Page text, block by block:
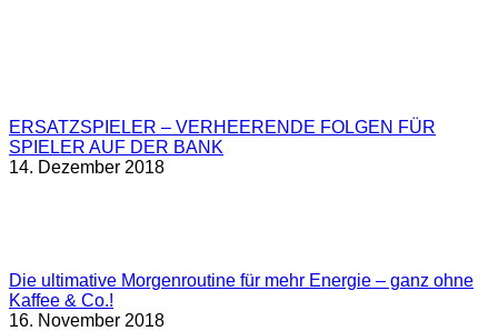
ERSATZSPIELER – VERHEERENDE FOLGEN FÜR
SPIELER AUF DER BANK
14. Dezember 2018
Die ultimative Morgenroutine für mehr Energie – ganz ohne
Kaffee & Co.!
16. November 2018